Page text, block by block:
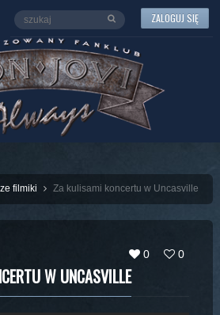
ZALOGUJ SIĘ
filmiki Za kulisami koncertu w Uncasville
0 0
W UNCASVILLE